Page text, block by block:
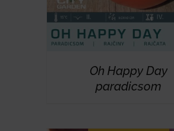
Oh Happy Day
paradicsom